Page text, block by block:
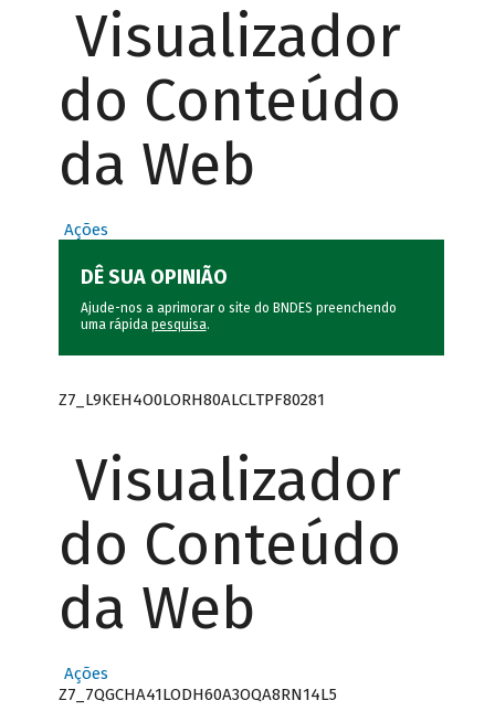
Visualizador
do Conteúdo
da Web
Ações
DÊ SUA OPINIÃO
Ajude-nos a aprimorar o site do BNDES preenchendo
uma rápida pesquisa.
Z7_L9KEH4O0LORH80ALCLTPF80281
Visualizador
do Conteúdo
da Web
Ações
Z7_7QGCHA41LODH60A3OQA8RN14L5